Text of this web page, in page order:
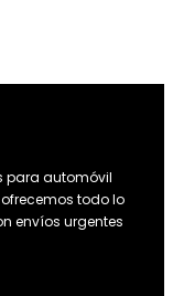
para automóvil
todo lo
envíos urgentes